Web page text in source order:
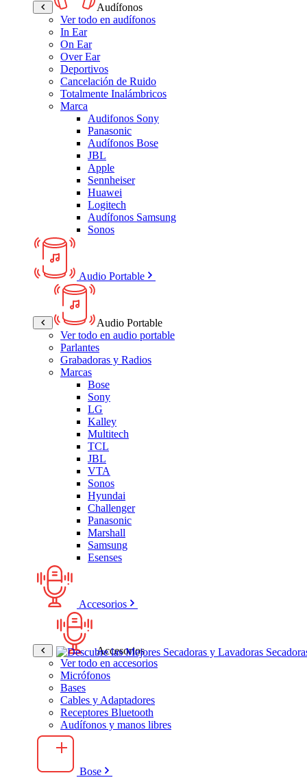
Audífonos
Ver todo en audífonos
In Ear
On Ear
Over Ear
Deportivos
Cancelación de Ruido
Totalmente Inalámbricos
Marca
Audifonos Sony
Panasonic
Audífonos Bose
JBL
Apple
Sennheiser
Huawei
Logitech
Audífonos Samsung
Sonos
Audio Portable
Audio Portable
Ver todo en audio portable
Parlantes
Grabadoras y Radios
Marcas
Bose
Sony
LG
Kalley
Multitech
TCL
JBL
VTA
Sonos
Hyundai
Challenger
Panasonic
Marshall
Samsung
Esenses
Accesorios
Accesorios
Ver todo en accesorios
Micrófonos
Bases
Cables y Adaptadores
Receptores Bluetooth
Audífonos y manos libres
Bose